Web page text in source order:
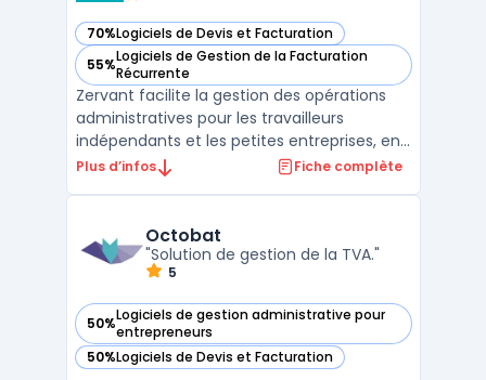
70%Logiciels de Devis et Facturation
— voir Zervant dans cette catégorie
55%Logiciels de Gestion de la Facturation
Récurrente
— voir Zervant dans cette catégorie
Zervant facilite la gestion des opérations
administratives pour les travailleurs
indépendants et les petites entreprises, en
couvrant l’édition de documents
comptables. L’outil prend en charge des
tâches telles que la gestion d ...
Plus d’infos Fiche complète
Octobat
"Solution de gestion de la TVA."
5
50%Logiciels de gestion administrative pour
entrepreneurs
— voir Octobat dans cette catégorie
50%Logiciels de Devis et Facturation
— voir Octobat dans cette catégorie